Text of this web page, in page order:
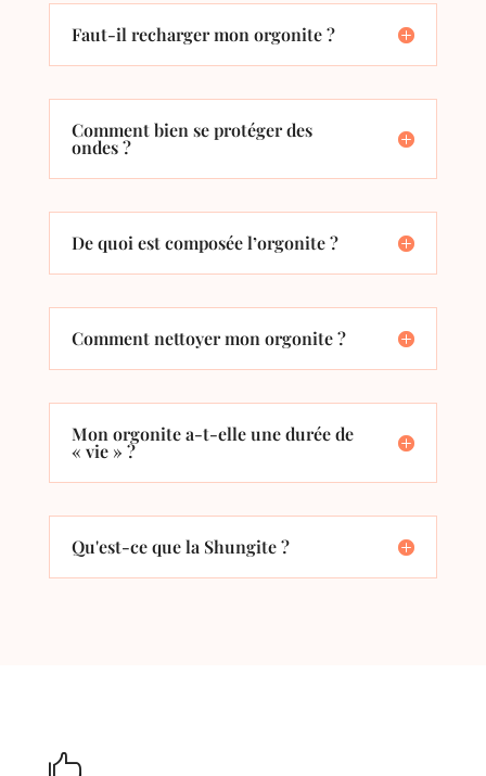
Faut-il recharger mon orgonite ?
Comment bien se protéger des
ondes ?
De quoi est composée l’orgonite ?
Comment nettoyer mon orgonite ?
Mon orgonite a-t-elle une durée de
« vie » ?
Qu'est-ce que la Shungite ?
